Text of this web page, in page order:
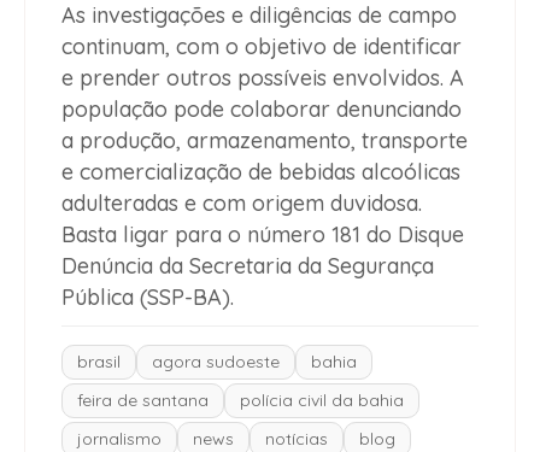
As investigações e diligências de campo
continuam, com o objetivo de identificar
e prender outros possíveis envolvidos. A
população pode colaborar denunciando
a produção, armazenamento, transporte
e comercialização de bebidas alcoólicas
adulteradas e com origem duvidosa.
Basta ligar para o número 181 do Disque
Denúncia da Secretaria da Segurança
Pública (SSP-BA).
brasil agora sudoeste
bahia
feira de santana
polícia civil da bahia
jornalismo
news notícias
blog